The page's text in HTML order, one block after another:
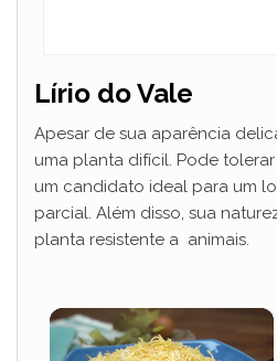
Lírio do Vale
Apesar de sua aparência
uma planta difícil. Pode
um candidato ideal para um
parcial. Além disso, sua
planta resistente a animais.
×